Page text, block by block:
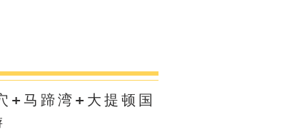
+马蹄湾+大提顿国